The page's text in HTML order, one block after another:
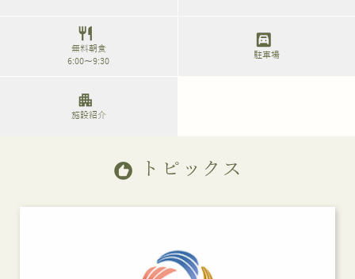
restaurant
無料朝食
6:00～9:30
garage
駐車場
apartment
施設紹介
recommend トピックス